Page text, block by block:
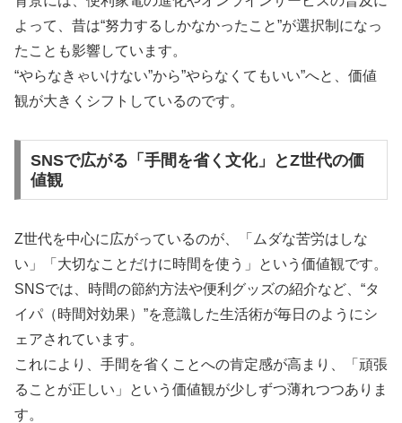
よって、昔は“努力するしかなかったこと”が選択制になっ
たことも影響しています。
“やらなきゃいけない”から”やらなくてもいい”へと、価値
観が大きくシフトしているのです。
SNSで広がる「手間を省く文化」とZ世代の価
値観
Z世代を中心に広がっているのが、「ムダな苦労はしな
い」「大切なことだけに時間を使う」という価値観です。
SNSでは、時間の節約方法や便利グッズの紹介など、“タ
イパ（時間対効果）”を意識した生活術が毎日のようにシ
ェアされています。
これにより、手間を省くことへの肯定感が高まり、「頑張
ることが正しい」という価値観が少しずつ薄れつつありま
す。